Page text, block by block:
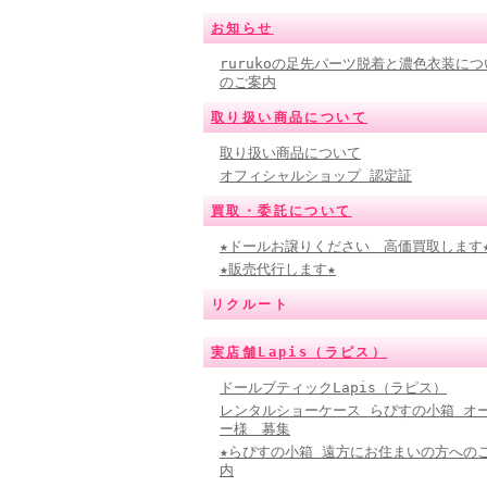
お知らせ
rurukoの足先パーツ脱着と濃色衣装につ
のご案内
取り扱い商品について
取り扱い商品について
オフィシャルショップ 認定証
買取・委託について
★ドールお譲りください 高価買取します
★販売代行します★
リクルート
実店舗Lapis（ラピス）
ドールブティックLapis（ラピス）
レンタルショーケース らぴすの小箱 オ
ー様 募集
★らぴすの小箱 遠方にお住まいの方への
内